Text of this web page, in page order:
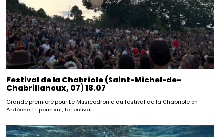
Festival de la Chabriole (Saint-Michel-de-
Chabrillanoux, 07) 18.07
Grande première pour Le Musicodrome au festival de la Chabriole en
Ardèche. Et pourtant, le festival